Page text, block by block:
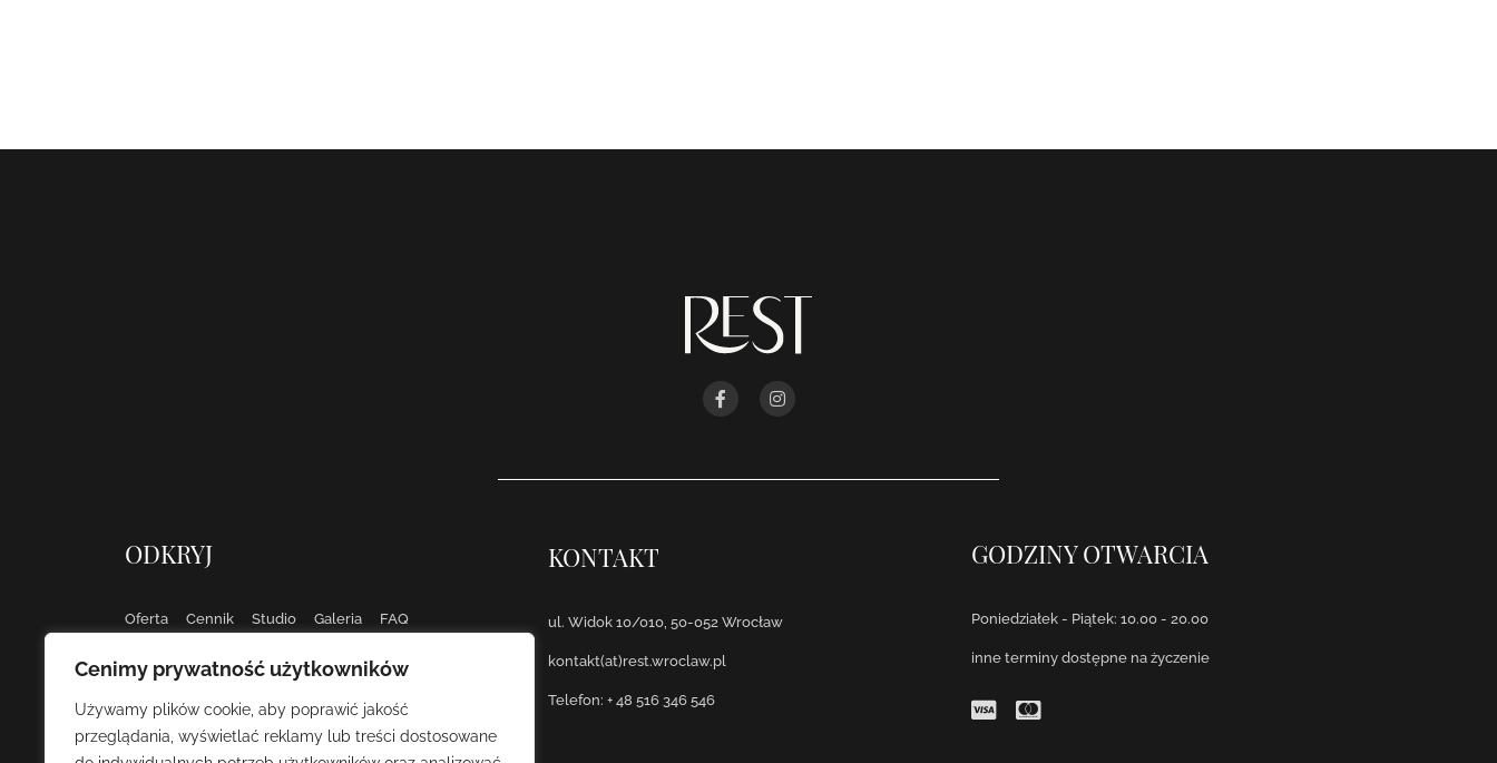
Cenimy prywatność użytkowników
Używamy plików cookie, aby poprawić jakość
przeglądania, wyświetlać reklamy lub treści dostosowane
ODKRYJ
Oferta Cennik Studio Galeria FAQ
KONTAKT
ul. Widok 10/010, 50-052 Wrocław
kontakt(at)rest.wroclaw.pl
Telefon: + 48 516 346 546
GODZINY OTWARCIA
Poniedziałek - Piątek: 10.00 - 20.00
inne terminy dostępne na życzenie